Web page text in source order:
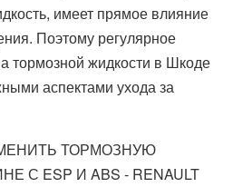
имеет прямое влияние
Поэтому регулярное
тормозной жидкости в Шкоде
аспектами ухода за
ТОРМОЗНУЮ
С ESP И ABS - RENAULT